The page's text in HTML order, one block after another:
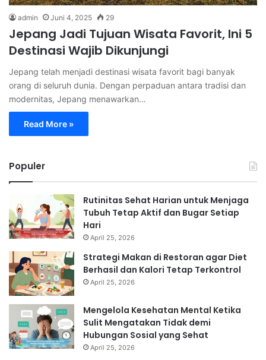
admin Juni 4, 2025 29
Jepang Jadi Tujuan Wisata Favorit, Ini 5
Destinasi Wajib Dikunjungi
Jepang telah menjadi destinasi wisata favorit bagi banyak
orang di seluruh dunia. Dengan perpaduan antara tradisi dan
modernitas, Jepang menawarkan…
Read More »
Populer
Rutinitas Sehat Harian untuk Menjaga
Tubuh Tetap Aktif dan Bugar Setiap
Hari
April 25, 2026
Strategi Makan di Restoran agar Diet
Berhasil dan Kalori Tetap Terkontrol
April 25, 2026
Mengelola Kesehatan Mental Ketika
Sulit Mengatakan Tidak demi
Hubungan Sosial yang Sehat
April 25, 2026